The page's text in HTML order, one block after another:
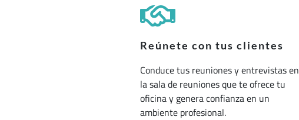
Reúnete con tus clientes
Conduce tus reuniones y entrevistas en
la sala de reuniones que te ofrece tu
oficina y genera confianza en un
ambiente profesional.